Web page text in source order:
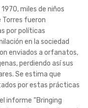
miles de niños
Torres fueron
por políticas
en la sociedad
enviados a orfanatos,
perdiendo así sus
Se estima que
por estas prácticas
informe “Bringing